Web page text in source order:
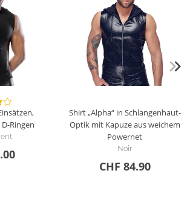
Ringen
Shirt „Alpha“ in Schlangenhaut-
Optik mit Kapuze aus weichem
Powernet
Noir
CHF 84.90